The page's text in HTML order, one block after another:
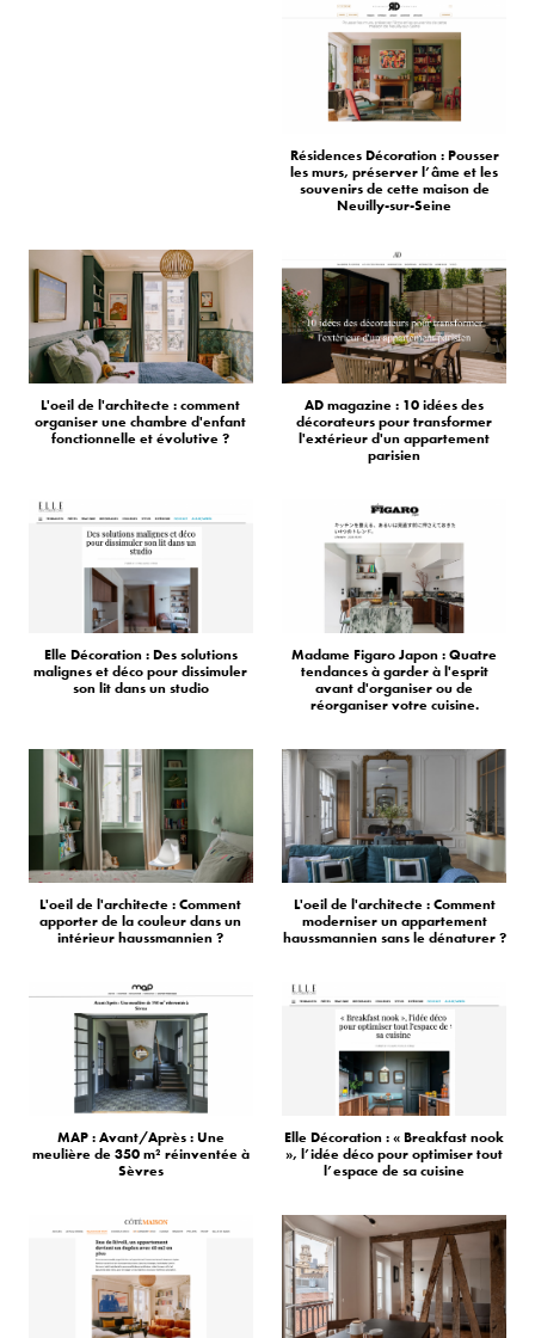
Résidences Décoration : Pousser
les murs, préserver l’âme et les
souvenirs de cette maison de
Neuilly-sur-Seine
L'oeil de l'architecte : comment
organiser une chambre d'enfant
fonctionnelle et évolutive ?
AD magazine : 10 idées des
décorateurs pour transformer
l'extérieur d'un appartement
parisien
Elle Décoration : Des solutions
malignes et déco pour dissimuler
son lit dans un studio
Madame Figaro Japon : Quatre
tendances à garder à l'esprit
avant d'organiser ou de
réorganiser votre cuisine.
L'oeil de l'architecte : Comment
apporter de la couleur dans un
intérieur haussmannien ?
L'oeil de l'architecte : Comment
moderniser un appartement
haussmannien sans le dénaturer ?
MAP : Avant/Après : Une
meulière de 350 m² réinventée à
Sèvres
Elle Décoration : « Breakfast nook
», l’idée déco pour optimiser tout
l’espace de sa cuisine